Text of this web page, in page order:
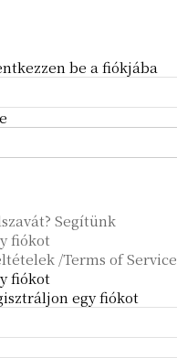
be a fiókjába
Segítünk
fiókot
/Terms of Service
fiókot
egy fiókot